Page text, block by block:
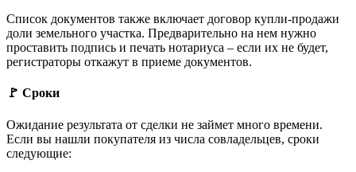
Список документов также включает договор купли-продажи
доли земельного участка. Предварительно на нем нужно
проставить подпись и печать нотариуса – если их не будет,
регистраторы откажут в приеме документов.
🚩 Сроки
Ожидание результата от сделки не займет много времени.
Если вы нашли покупателя из числа совладельцев, сроки
следующие: